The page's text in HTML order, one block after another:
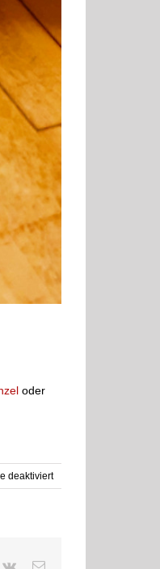
oder
deaktiviertfür
Mangotorte
Vk E-